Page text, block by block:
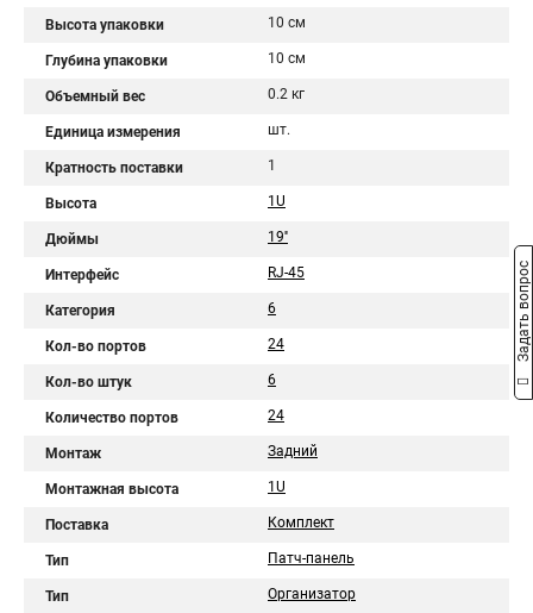
Высота упаковки 10 см
Глубина упаковки 10 см
Объемный вес 0.2 кг
Единица измерения шт.
Кратность поставки 1
Высота 1U
Дюймы 19''
Интерфейс RJ-45
Категория 6
Кол-во портов 24
Кол-во штук 6
Количество портов 24
Монтаж Задний
Монтажная высота 1U
Поставка Комплект
Тип Патч-панель
Тип Организатор
Задать вопрос